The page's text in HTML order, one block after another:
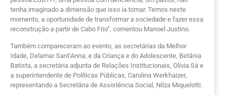
tenha imaginado a dimensão que isso ia tomar. Temos neste
momento, a oportunidade de transformar a sociedade e fazer essa
reconstrução a partir de Cabo Frio”, comentou Manoel Justino.
Também compareceram ao evento, as secretárias da Melhor
Idade, Delamar Sant’Anna; e da Criança e do Adolescente, Betânia
Batista, a secretária adjunta de Relações Institucionais, Olívia Sá e
a superintendente de Políticas Públicas, Carolina Werkhaizer,
representando a Secretária de Assistência Social, Nilza Miquelotti.